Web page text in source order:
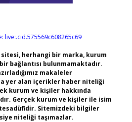
live:.cid.575569c608265c69
herhangi bir marka, kurum
bağlantısı bulunmamaktadır.
makaleler
yer alan içerikler haber niteliği
kurum ve kişiler hakkında
Gerçek kurum ve kişiler ile isim
Sitemizdeki bilgiler
niteliği taşımazlar.